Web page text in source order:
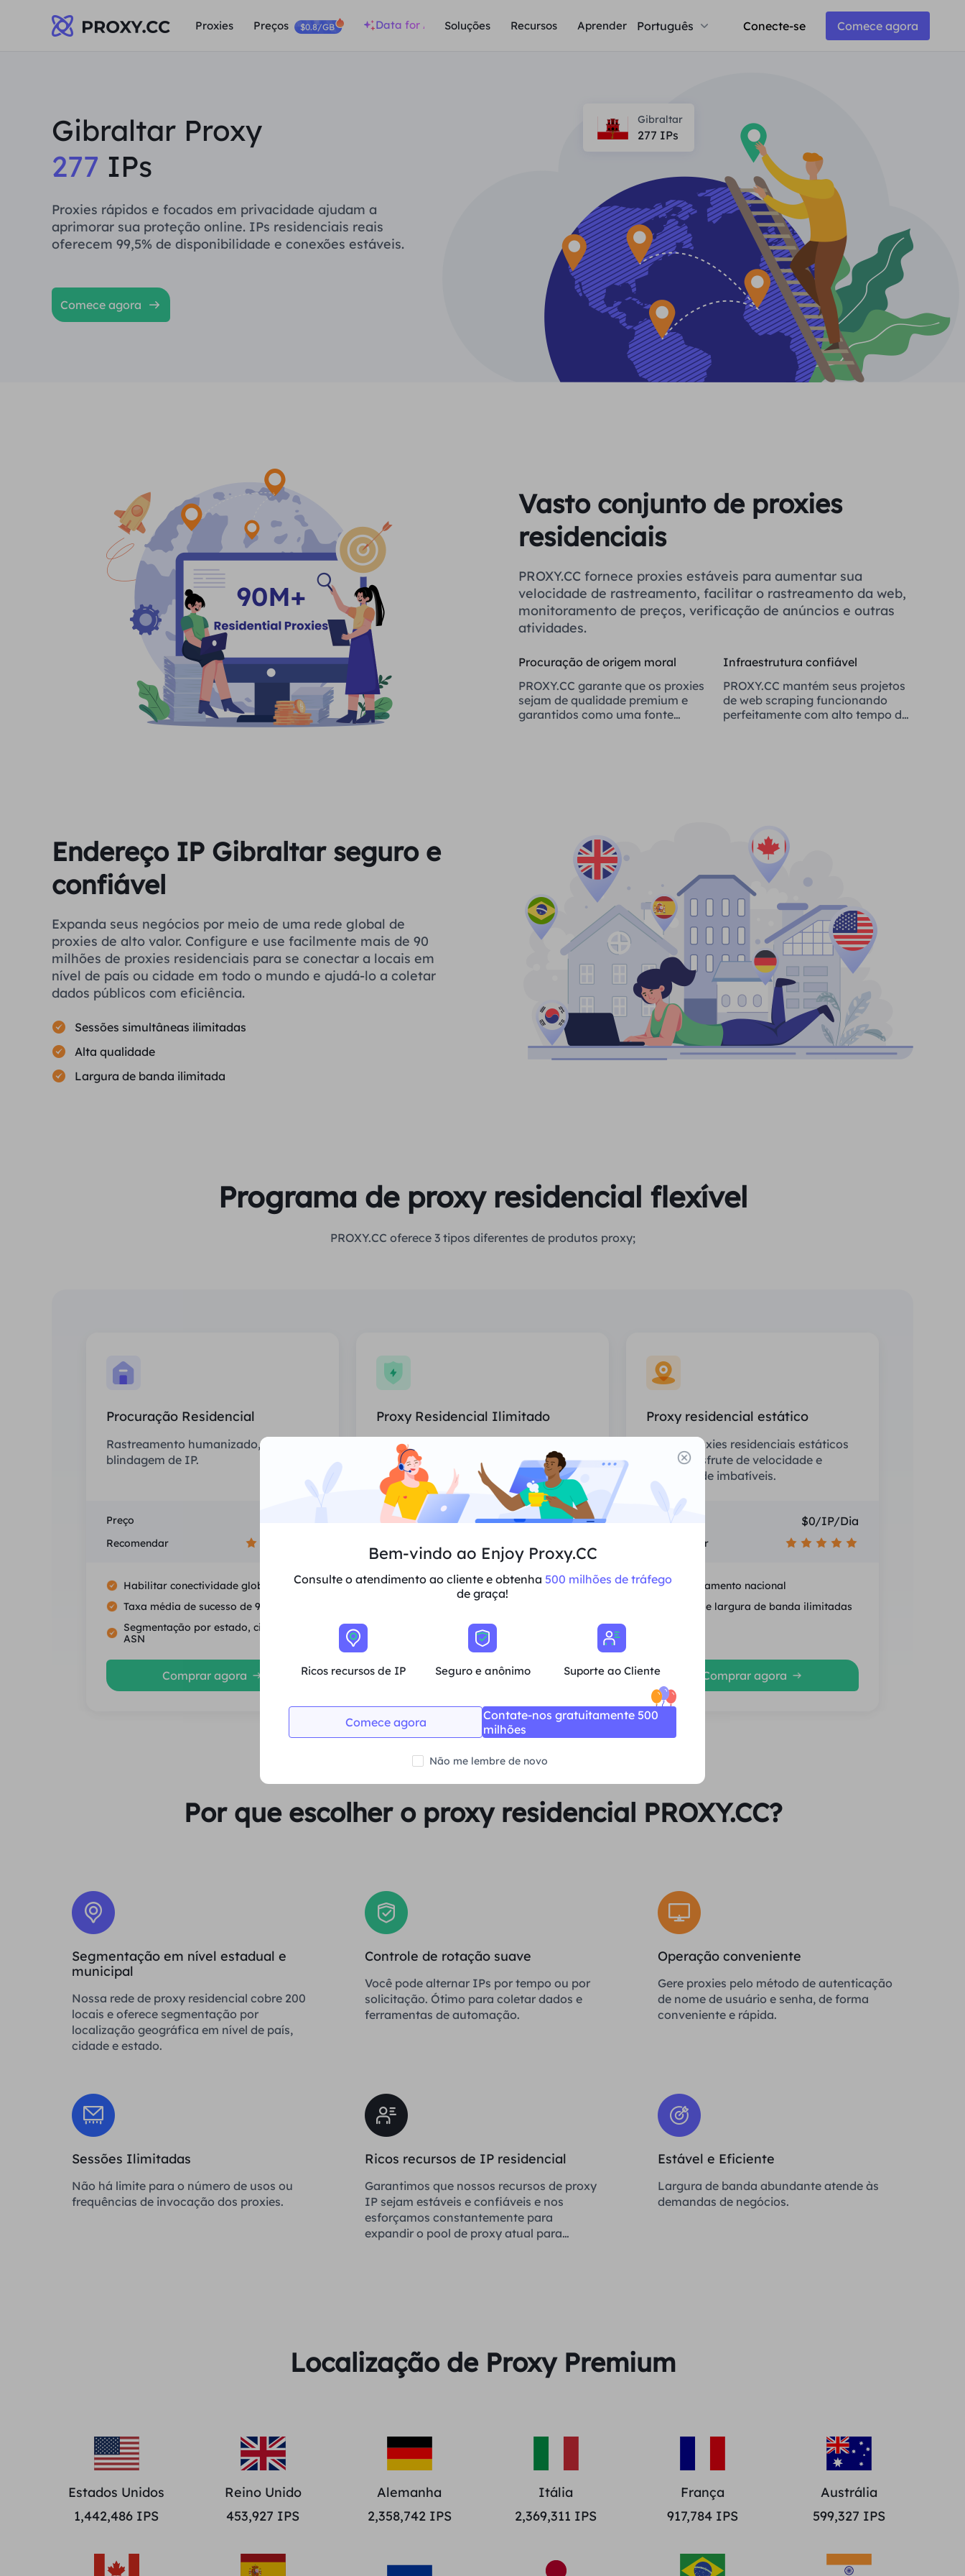
Proxies Preços $0.8/GB Data for AI Soluções Recursos Aprender Português Conecte-se Comece agora
Gibraltar Proxy
277 IPs
Proxies rápidos e focados em privacidade ajudam a
aprimorar sua proteção online. IPs residenciais reais
oferecem 99,5% de disponibilidade e conexões estáveis.
Comece agora
Gibraltar
277 IPs
Vasto conjunto de proxies
residenciais
PROXY.CC fornece proxies estáveis ​​para aumentar sua
velocidade de rastreamento, facilitar o rastreamento da web,
monitoramento de preços, verificação de anúncios e outras
atividades.
Procuração de origem moral
PROXY.CC garante que os proxies
sejam de qualidade premium e
garantidos como uma fonte
Infraestrutura confiável
PROXY.CC mantém seus projetos
de web scraping funcionando
perfeitamente com alto tempo de
Endereço IP Gibraltar seguro e
confiável
Expanda seus negócios por meio de uma rede global de
proxies de alto valor. Configure e use facilmente mais de 90
milhões de proxies residenciais para se conectar a locais em
nível de país ou cidade em todo o mundo e ajudá-lo a coletar
dados públicos com eficiência.
Sessões simultâneas ilimitadas
Alta qualidade
Largura de banda ilimitada
Programa de proxy residencial flexível
PROXY.CC oferece 3 tipos diferentes de produtos proxy;
Procuração Residencial
Rastreamento humanizado, sem
blindagem de IP.
Preço $0/GB
Recomendar
Habilitar conectividade global
Taxa média de sucesso de 99.5%
Segmentação por estado, cidade e
ASN
Comprar agora
Proxy Residencial Ilimitado
Uso ilimitado de proxies residenciais,
países atribuídos aleatoriamente.
Preço $0/Dia
Suporta multi-simultaneidade
Comprar agora
Proxy residencial estático
Equipe proxies residenciais estáticos
(ISP) e desfrute de velocidade e
estabilidade imbatíveis.
Preço $0/IP/Dia
Recomendar
Posicionamento nacional
Sessões e largura de banda ilimitadas
Comprar agora
Por que escolher o proxy residencial PROXY.CC?
Segmentação em nível estadual e
municipal
Nossa rede de proxy residencial cobre 200
locais e oferece segmentação por
localização geográfica em nível de país,
cidade e estado.
Controle de rotação suave
Você pode alternar IPs por tempo ou por
solicitação. Ótimo para coletar dados e
ferramentas de automação.
Operação conveniente
Gere proxies pelo método de autenticação
de nome de usuário e senha, de forma
conveniente e rápida.
Sessões Ilimitadas
Não há limite para o número de usos ou
frequências de invocação dos proxies.
Ricos recursos de IP residencial
Garantimos que nossos recursos de proxy
IP sejam estáveis ​​e confiáveis ​​e nos
esforçamos constantemente para
expandir o pool de proxy atual para
Estável e Eficiente
Largura de banda abundante atende às
demandas de negócios.
Localização de Proxy Premium
Estados Unidos
1,442,486 IPS
Reino Unido
453,927 IPS
Alemanha
2,358,742IPS
Itália
2,369,311 IPS
França
917,784IPS
Austrália
599,327 IPS
Bem-vindo ao Enjoy Proxy.CC
Consulte o atendimento ao cliente e obtenha 500 milhões de tráfego
de graça!
Ricos recursos de IP Seguro e anônimo Suporte ao Cliente
Comece agora
Contate-nos gratuitamente 500
milhões
Não me lembre de novo